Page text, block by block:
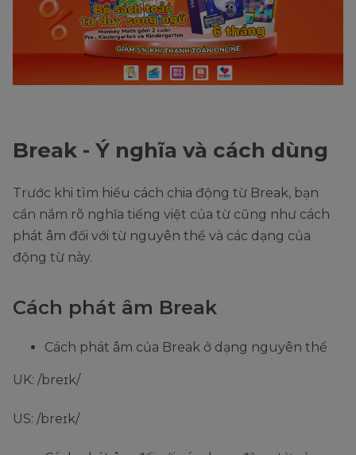
Break - Ý nghĩa và cách dùng
Trước khi tìm hiểu cách chia động từ Break, bạn
cần nắm rõ nghĩa tiếng việt của từ cũng như cách
phát âm đối với từ nguyên thể và các dạng của
động từ này.
Cách phát âm Break
Cách phát âm của Break ở dạng nguyên thể
UK: /breɪk/
US: /breɪk/